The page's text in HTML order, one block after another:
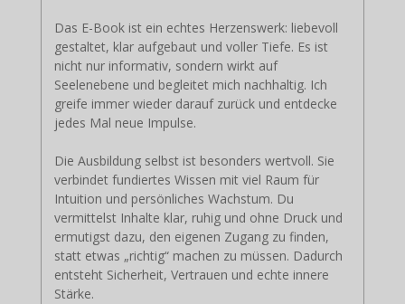
Das E-Book ist ein echtes Herzenswerk: liebevoll
gestaltet, klar aufgebaut und voller Tiefe. Es ist
nicht nur informativ, sondern wirkt auf
Seelenebene und begleitet mich nachhaltig. Ich
greife immer wieder darauf zurück und entdecke
jedes Mal neue Impulse.
Die Ausbildung selbst ist besonders wertvoll. Sie
verbindet fundiertes Wissen mit viel Raum für
Intuition und persönliches Wachstum. Du
vermittelst Inhalte klar, ruhig und ohne Druck und
ermutigst dazu, den eigenen Zugang zu finden,
statt etwas „richtig“ machen zu müssen. Dadurch
entsteht Sicherheit, Vertrauen und echte innere
Stärke.